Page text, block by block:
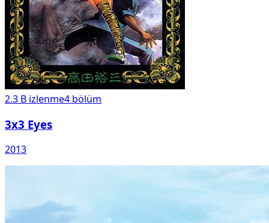
2.3 B izlenme4 bölüm
3x3 Eyes
2013